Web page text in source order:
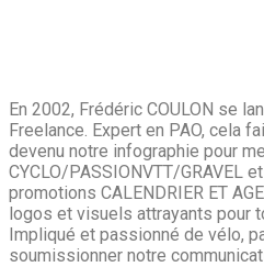
En 2002, Frédéric COULON se
Freelance. Expert en PAO, cela
devenu notre infographie pour
CYCLO/PASSIONVTT/GRAVEL
promotions CALENDRIER ET
logos et visuels attrayants pour
Impliqué et passionné de vélo,
soumissionner notre